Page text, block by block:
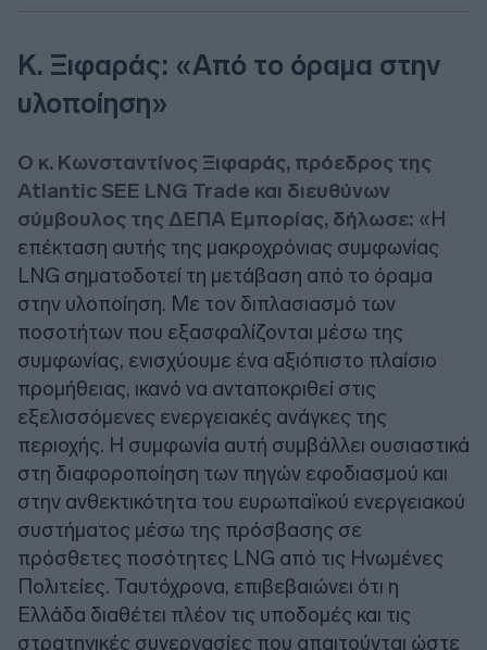
Κ. Ξιφαράς: «Από το όραμα στην
υλοποίηση»
Ο κ. Κωνσταντίνος Ξιφαράς, πρόεδρος της
Atlantic SEE LNG Trade και διευθύνων
σύμβουλος της ΔΕΠΑ Εμπορίας, δήλωσε: «Η
επέκταση αυτής της μακροχρόνιας συμφωνίας
LNG σηματοδοτεί τη μετάβαση από το όραμα
στην υλοποίηση. Με τον διπλασιασμό των
ποσοτήτων που εξασφαλίζονται μέσω της
συμφωνίας, ενισχύουμε ένα αξιόπιστο πλαίσιο
προμήθειας, ικανό να ανταποκριθεί στις
εξελισσόμενες ενεργειακές ανάγκες της
περιοχής. Η συμφωνία αυτή συμβάλλει ουσιαστικά
στη διαφοροποίηση των πηγών εφοδιασμού και
στην ανθεκτικότητα του ευρωπαϊκού ενεργειακού
συστήματος μέσω της πρόσβασης σε
πρόσθετες ποσότητες LNG από τις Ηνωμένες
Πολιτείες. Ταυτόχρονα, επιβεβαιώνει ότι η
Ελλάδα διαθέτει πλέον τις υποδομές και τις
στρατηγικές συνεργασίες που απαιτούνται ώστε